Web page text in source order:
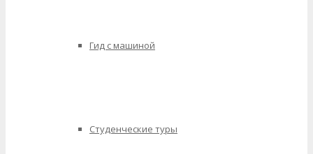
Гид с машиной
Студенческие туры